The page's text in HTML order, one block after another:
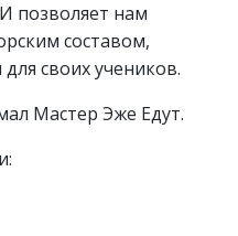
позволяет нам
составом,
своих учеников.
Мастер Эже Едут.